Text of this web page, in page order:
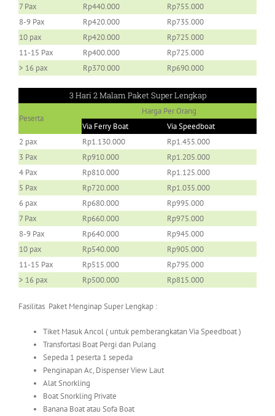
7 Pax
Rp440.000
Rp755.000
8-9 Pax
Rp420.000
Rp735.000
10 pax
Rp420.000
Rp725.000
11-15 Pax
Rp400.000
Rp725.000
> 16 pax
Rp370.000 Rp690.000
3 Hari 2 Malam Paket Super Lengkap
Peserta
Harga Per Orang
Via Ferry Boat
Via Speedboat
2 pax
Rp1.130.000
Rp1.455.000
3 Pax
Rp910.000
Rp1.205.000
4 Pax
Rp810.000
Rp1.125.000
5 Pax
Rp720.000
Rp1.035.000
6 pax
Rp680.000
Rp995.000
7 Pax
Rp660.000
Rp975.000
8-9 Pax
Rp640.000
Rp945.000
10 pax
Rp540.000
Rp905.000
11-15 Pax
Rp515.000
Rp795.000
> 16 pax
Rp500.000 Rp815.000
Fasilitas Paket Menginap Super Lengkap :
Tiket Masuk Ancol ( untuk pemberangkatan Via Speedboat )
Transfortasi Boat Pergi dan Pulang
Sepeda 1 peserta 1 sepeda
Penginapan Ac, Dispenser View Laut
Alat Snorkling
Boat Snorkling Private
Banana Boat atau Sofa Boat